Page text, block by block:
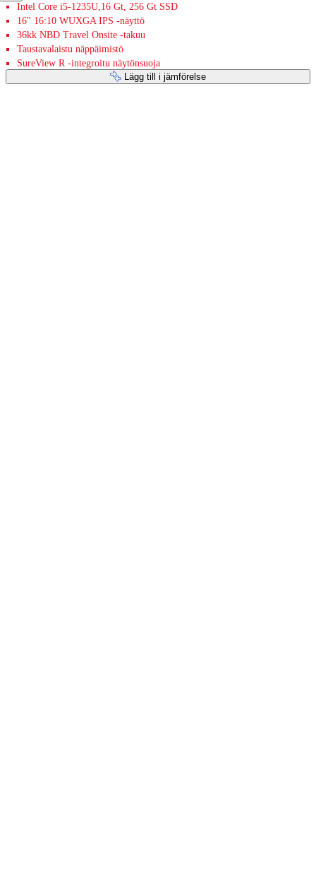
Intel Core i5-1235U,16 Gt, 256 Gt SSD
16" 16:10 WUXGA IPS -näyttö
36kk NBD Travel Onsite -takuu
Taustavalaistu näppäimistö
SureView R -integroitu näytönsuoja
Lägg till i jämförelse